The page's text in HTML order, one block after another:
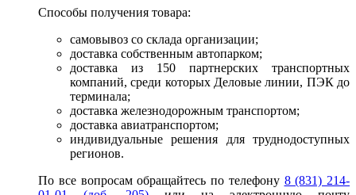
Способы получения товара:
самовывоз со склада организации;
доставка собственным автопарком;
доставка из 150 партнерских транспортных
компаний, среди которых Деловые линии, ПЭК до
терминала;
доставка железнодорожным транспортом;
доставка авиатранспортом;
индивидуальные решения для труднодоступных
регионов.
По все вопросам обращайтесь по телефону 8 (831) 214-